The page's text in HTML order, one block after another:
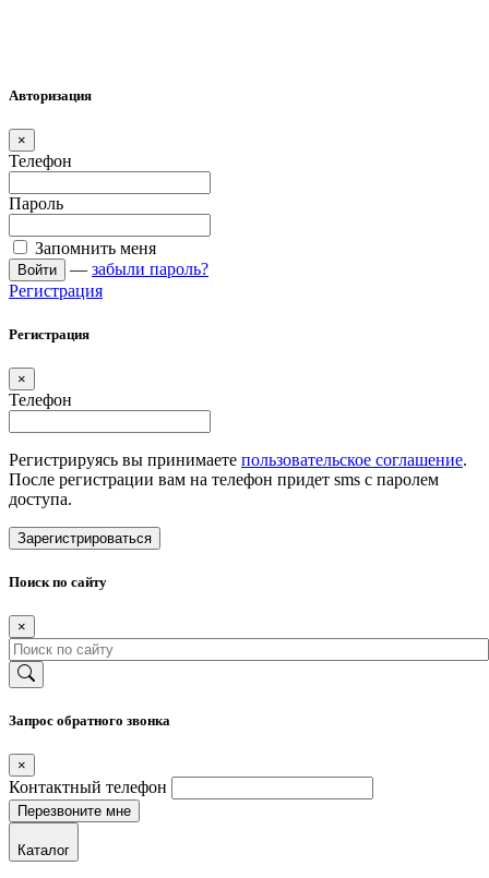
Авторизация
×
Телефон
Пароль
Запомнить меня
Войти — забыли пароль?
Регистрация
Регистрация
×
Телефон
Регистрируясь вы принимаете пользовательское соглашение.
После регистрации вам на телефон придет sms с паролем
доступа.
Зарегистрироваться
Поиск по сайту
×
Запрос обратного звонка
×
Контактный телефон
Каталог